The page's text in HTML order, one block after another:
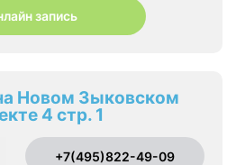
запись
Новом Зыковском
4 стр. 1
+7(495)822-49-09